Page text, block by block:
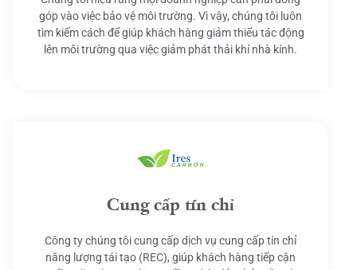
góp vào việc bảo vệ môi trường. Vì vậy, chúng tôi luôn
tìm kiếm cách để giúp khách hàng giảm thiểu tác động
lên môi trường qua việc giảm phát thải khí nhà kính.
Cung cấp tín chỉ
Công ty chúng tôi cung cấp dịch vụ cung cấp tín chỉ
năng lượng tái tạo (REC), giúp khách hàng tiếp cận